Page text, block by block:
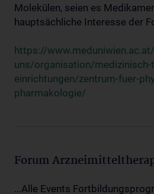
Molekülen, seien es
hauptsächliche Interesse der
https://
uns/organisation/medizinisch-
einrichtungen/zentrum-fuer-
pharmakologie/
Forum
...Alle Events